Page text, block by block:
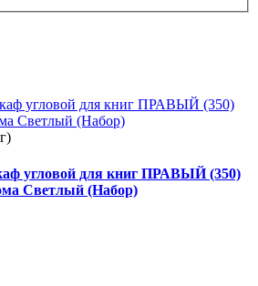
угловой для книг ПРАВЫЙ (350)
Светлый (Набор)